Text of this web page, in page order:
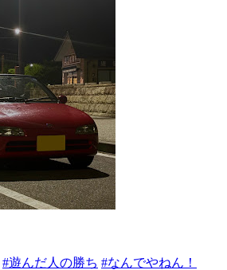
#遊んだ人の勝ち #なんでやねん！